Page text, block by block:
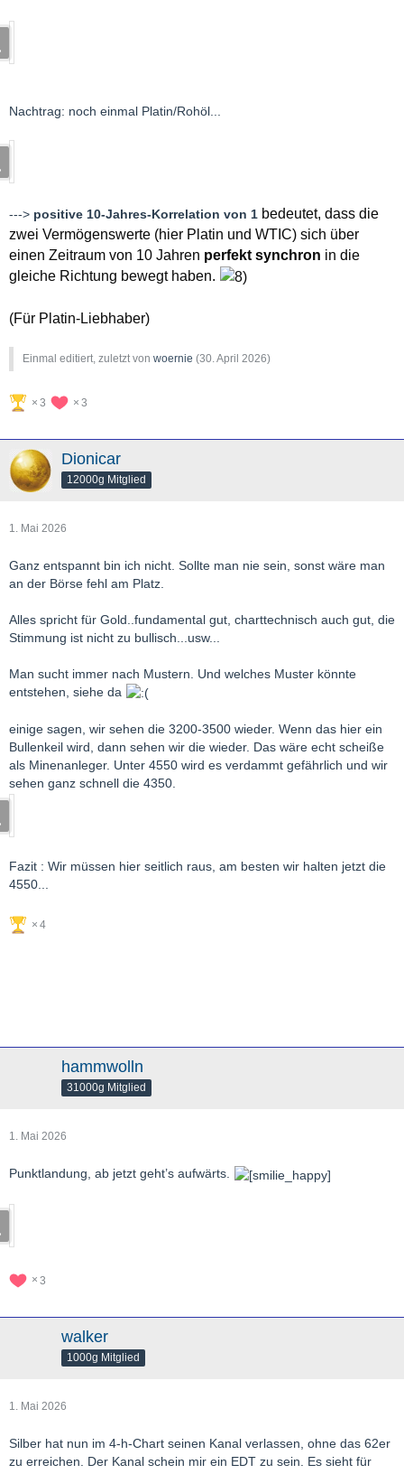
Nachtrag: noch einmal Platin/Rohöl...
---> positive 10-Jahres-Korrelation von 1 bedeutet, dass die
zwei Vermögenswerte (hier Platin und WTIC) sich über
einen Zeitraum von 10 Jahren perfekt synchron in die
gleiche Richtung bewegt haben.
(Für Platin-Liebhaber)
Einmal editiert, zuletzt von woernie (30. April 2026)
3 3
Dionicar
12000g Mitglied
1. Mai 2026
Ganz entspannt bin ich nicht. Sollte man nie sein, sonst wäre man
an der Börse fehl am Platz.
Alles spricht für Gold..fundamental gut, charttechnisch auch gut, die
Stimmung ist nicht zu bullisch...usw...
Man sucht immer nach Mustern. Und welches Muster könnte
entstehen, siehe da
einige sagen, wir sehen die 3200-3500 wieder. Wenn das hier ein
Bullenkeil wird, dann sehen wir die wieder. Das wäre echt scheiße
als Minenanleger. Unter 4550 wird es verdammt gefährlich und wir
sehen ganz schnell die 4350.
Fazit : Wir müssen hier seitlich raus, am besten wir halten jetzt die
4550...
4
hammwolln
31000g Mitglied
1. Mai 2026
Punktlandung, ab jetzt geht’s aufwärts.
3
walker
1000g Mitglied
1. Mai 2026
Silber hat nun im 4-h-Chart seinen Kanal verlassen, ohne das 62er
zu erreichen. Der Kanal schein mir ein EDT zu sein. Es sieht für